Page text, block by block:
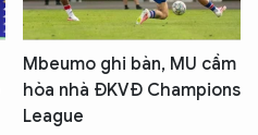
Mbeumo ghi bàn, MU cầm
hòa nhà ĐKVĐ Champions
League